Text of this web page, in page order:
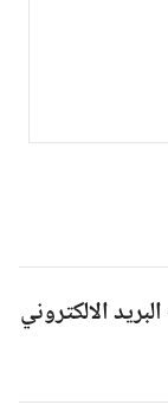
الالكتروني